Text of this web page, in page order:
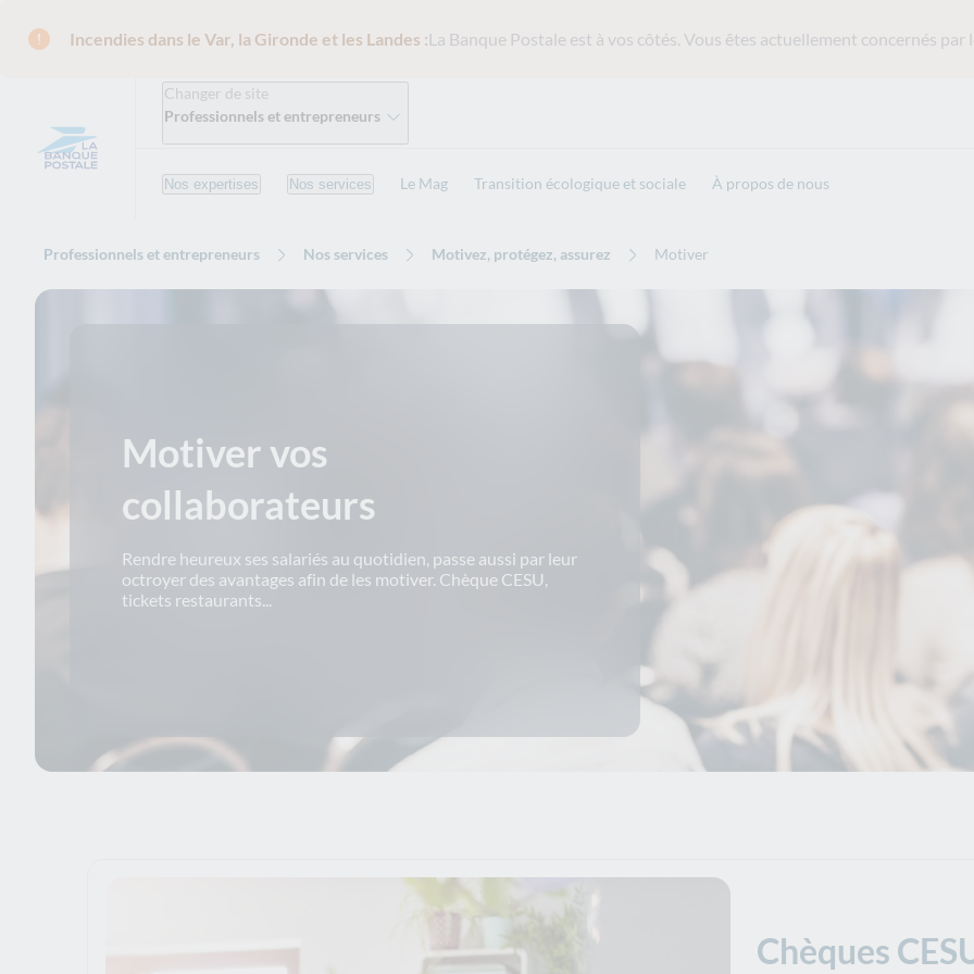
Incendies dans le Var, la Gironde et les Landes :La Banque Postale est à vos côtés. Vous êtes actuellement concernés par
Changer de site
Professionnels et entrepreneurs
Nos expertises Nos services Le Mag Transition écologique et sociale À propos de nous
Professionnels et entrepreneurs Nos services Motivez, protégez, assurez Motiver
Motiver vos
collaborateurs
Rendre heureux ses salariés au quotidien, passe aussi par leur
octroyer des avantages afin de les motiver. Chèque CESU,
tickets restaurants...
Chèques